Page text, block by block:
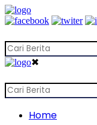
✖
Home